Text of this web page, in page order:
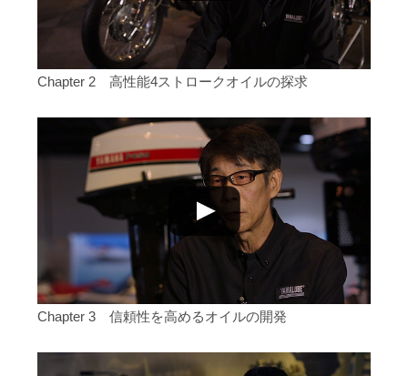
Chapter 2 高性能4ストロークオイルの探求
Chapter 3 信頼性を高めるオイルの開発